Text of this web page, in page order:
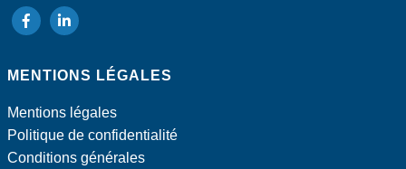
suivez-
sur
suivez-
sur
MENTIONS LÉGALES
Mentions légales
Politique de confidentialité
Conditions générales